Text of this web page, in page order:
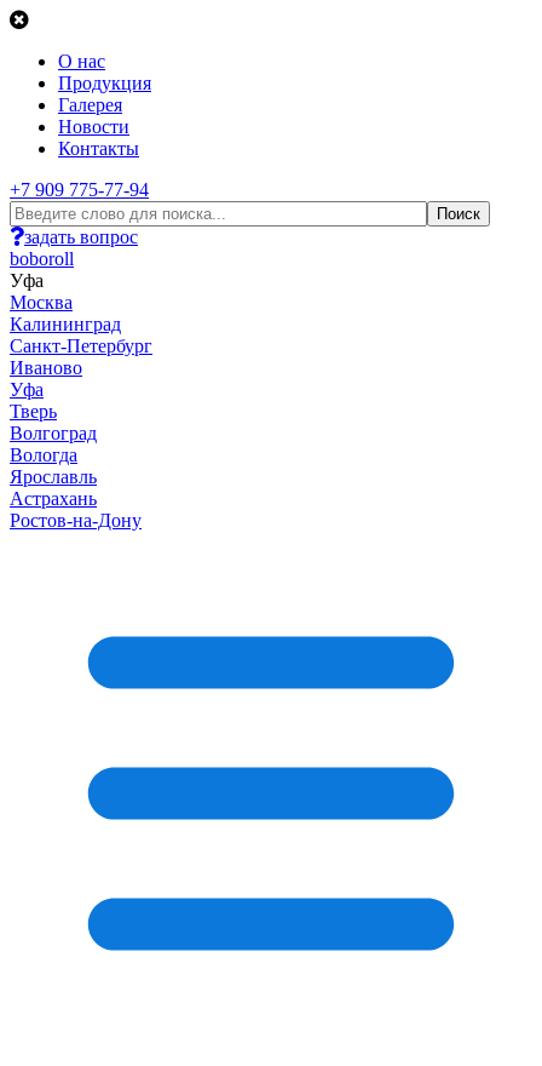
О нас
Продукция
Галерея
Новости
Контакты
+7 909 775-77-94
задать вопрос
boboroll
Уфа
Москва
Калининград
Санкт-Петербург
Иваново
Уфа
Тверь
Волгоград
Вологда
Ярославль
Астрахань
Ростов-на-Дону